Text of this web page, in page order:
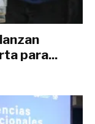
para...